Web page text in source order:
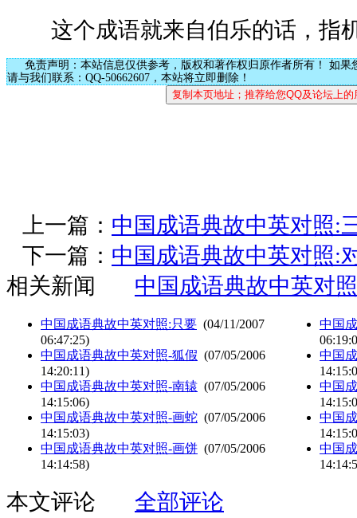
这个成语就来自伯乐的话，指
免责声明：本站信息仅供参考，版权和著作权归原作者所有！ 如果
请与我们联系：QQ-50662607，本站将立即删除！
上一篇： 中国成语典故中英对照:
下一篇： 中国成语典故中英对照:
相关新闻
中国成语典故中英对照
中国成语典故中英对照:只要 (04/11/2007
06:47:25)
中国成语典故中英对照-狐假 (07/05/2006
14:20:11)
中国成语典故中英对照-南辕 (07/05/2006
14:15:06)
中国成语典故中英对照-画蛇 (07/05/2006
14:15:03)
中国成语典故中英对照-画饼 (07/05/2006
14:14:58)
中国
中国
中国
中国
中国
本文评论
全部评论